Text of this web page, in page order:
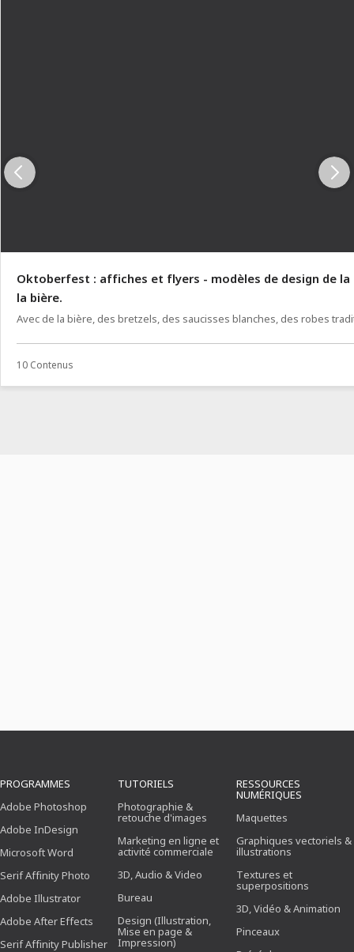
Oktoberfest : affiches et flyers - modèles de design de
la bière.
Avec de la bière, des bretzels, des saucisses blanches, des robes
10 Contenus
PROGRAMMES
Adobe Photoshop
Adobe InDesign
Microsoft Word
Serif Affinity Photo
Adobe Illustrator
Adobe After Effects
Serif Affinity Publisher
TUTORIELS
Photographie &
retouche d'images
Marketing en ligne et
activité commerciale
3D, Audio & Video
Bureau
Design (Illustration,
Mise en page &
Impression)
RESSOURCES
NUMÉRIQUES
Maquettes
Graphiques vectoriels &
illustrations
Textures et
superpositions
3D, Vidéo & Animation
Pinceaux